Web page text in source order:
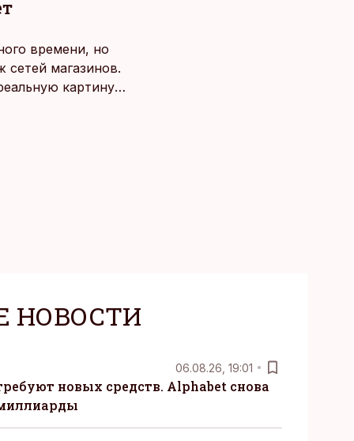
времени, но
магазинов.
картину
НОВОСТИ
06.08.26, 19:01
новых средств. Alphabet снова